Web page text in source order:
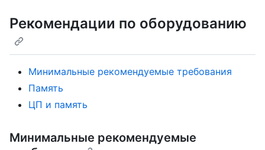
Рекомендации по оборудованию
Минимальные рекомендуемые требования
Память
ЦП и память
Минимальные рекомендуемые